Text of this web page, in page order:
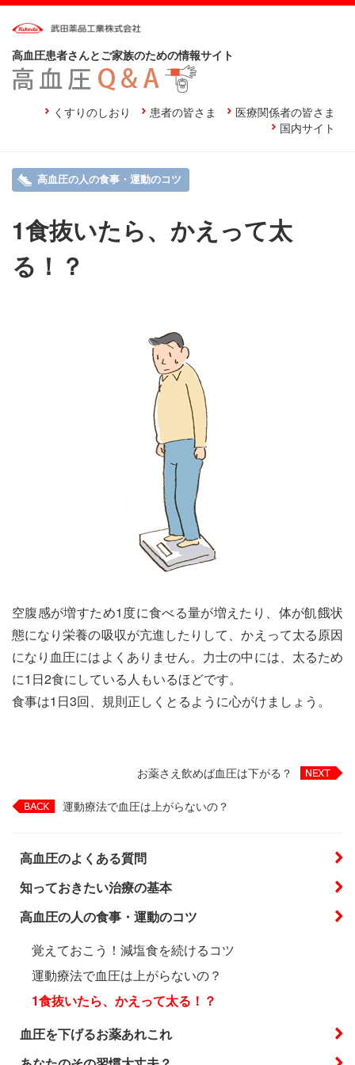
高血圧患者さんとご家族のための情報サイト
くすりのしおり 患者の皆さま
医療関係者の皆さま
国内サイト
高血圧の人の食事・運動のコツ
1食抜いたら、かえって太
る！？
空腹感が増すため1度に食べる量が増えたり、体が飢餓状
態になり栄養の吸収が亢進したりして、かえって太る原因
になり血圧にはよくありません。力士の中には、太るため
に1日2食にしている人もいるほどです。
食事は1日3回、規則正しくとるように心がけましょう。
お薬さえ飲めば血圧は下がる？
運動療法で血圧は上がらないの？
高血圧のよくある質問
知っておきたい治療の基本
高血圧の人の食事・運動のコツ
覚えておこう！減塩食を続けるコツ
運動療法で血圧は上がらないの？
1食抜いたら、かえって太る！？
血圧を下げるお薬あれこれ